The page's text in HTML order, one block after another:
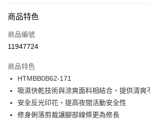
信用卡一次付款
LINE Pay
街口支付
悠遊付
Google Pay
商品特色
商品編號
11947724
商品特色
HTMBB0B62-171
吸濕快乾技術與涼爽面料相結合，提供清爽
安全反光印花，提高夜間活動安全性
修身俐落剪裁讓腳部線條更為修長